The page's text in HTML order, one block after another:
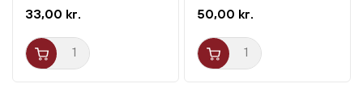
33,00 kr. 50,00 kr.